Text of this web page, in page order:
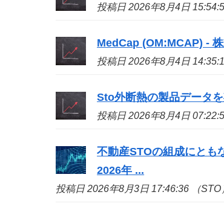
投稿日 2026年8月4日
MedCap (OM:MCAP) -
投稿日 2026年8月4日
Sto外断熱の製品データ
投稿日 2026年8月4日
不動産STOの組成にとも
2026年 ...
投稿日 2026年8月3日 17:46:36 （STO